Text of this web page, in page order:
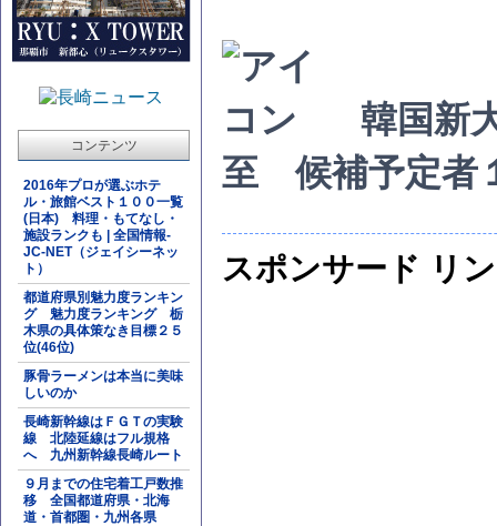
コンテンツ
2016年プロが選ぶホテ
ル・旅館ベスト１００一覧
(日本) 料理・もてなし・
施設ランクも | 全国情報-
JC-NET（ジェイシーネッ
ト）
都道府県別魅力度ランキン
グ 魅力度ランキング 栃
木県の具体策なき目標２５
位(46位)
豚骨ラーメンは本当に美味
しいのか
長崎新幹線はＦＧＴの実験
線 北陸延線はフル規格
へ 九州新幹線長崎ルート
９月までの住宅着工戸数推
移 全国都道府県・北海
道・首都圏・九州各県
韓国新
至 候補予定者
スポンサード リ